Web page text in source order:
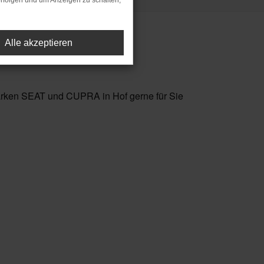
SEAT und CUPRA in Hof gerne für Sie
Alle akzeptieren